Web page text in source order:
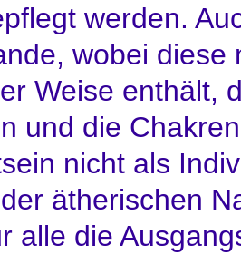
werden.
wobei
Weise enthält,
und die
nicht als
ätherischen
alle die